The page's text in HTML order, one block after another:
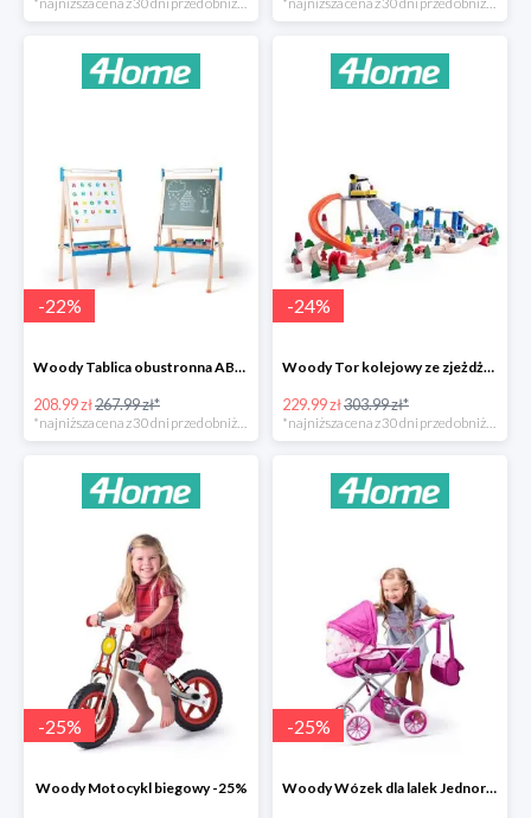
-22%
Woody Tablica obustronna ABC -22%
208.99 zł267.99 zł*
*najniższa cena z 30 dni przed obniżką
-24%
Woody Tor kolejowy ze zjeżdżalnią i żurawiem -24%
229.99 zł303.99 zł*
*najniższa cena z 30 dni przed obniżką
-25%
Woody Motocykl biegowy -25%
-25%
Woody Wózek dla lalek Jednorożec -25%